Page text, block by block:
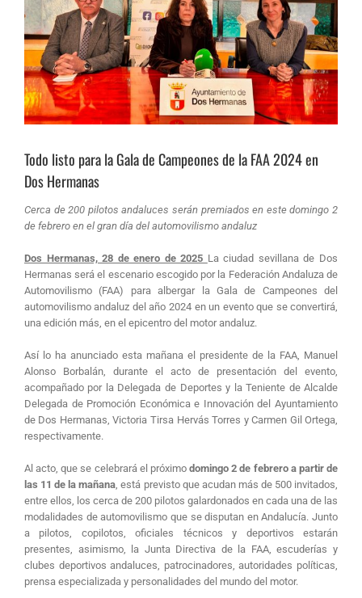
Todo listo para la Gala de Campeones de la FAA 2024 en
Dos Hermanas
Cerca de 200 pilotos andaluces serán premiados en este domingo 2
de febrero en el gran día del automovilismo andaluz
Dos Hermanas, 28 de enero de 2025 La ciudad sevillana de Dos
Hermanas será el escenario escogido por la Federación Andaluza de
Automovilismo (FAA) para albergar la Gala de Campeones del
automovilismo andaluz del año 2024 en un evento que se convertirá,
una edición más, en el epicentro del motor andaluz.
Así lo ha anunciado esta mañana el presidente de la FAA, Manuel
Alonso Borbalán, durante el acto de presentación del evento,
acompañado por la Delegada de Deportes y la Teniente de Alcalde
Delegada de Promoción Económica e Innovación del Ayuntamiento
de Dos Hermanas, Victoria Tirsa Hervás Torres y Carmen Gil Ortega,
respectivamente.
Al acto, que se celebrará el próximodomingo 2 de febrero a partir de
las 11 de la mañana, está previsto que acudan más de 500 invitados,
entre ellos, los cerca de 200 pilotos galardonados en cada una de las
modalidades de automovilismo que se disputan en Andalucía. Junto
a pilotos, copilotos, oficiales técnicos y deportivos estarán
presentes, asimismo, la Junta Directiva de la FAA, escuderías y
clubes deportivos andaluces, patrocinadores, autoridades políticas,
prensa especializada y personalidades del mundo del motor.